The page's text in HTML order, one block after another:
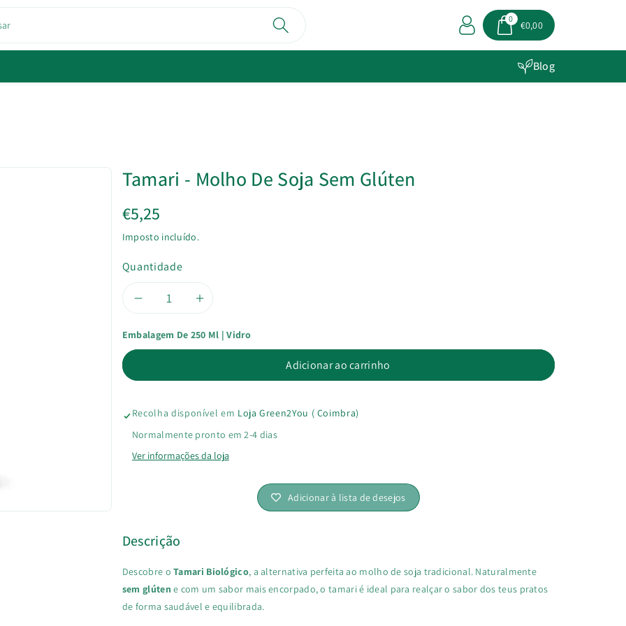
0
€0,00
Blog
Tamari - Molho De Soja Sem Glúten
€5,25
Imposto incluído.
Quantidade
Diminuir
a
Tamari
-
Soja
sem
Glúten
Aumentar
a
quantidade
de
Tamari
-
sem
Glúten
Embalagem De 250 Ml | Vidro
Adicionar ao carrinho
Recolha disponível em Loja Green2You ( Coimbra)
Normalmente pronto em 2-4 dias
Ver informações da loja
Adicionar à lista de desejos
Descrição
Descobre oTamari Biológico, a alternativa perfeita ao molho de soja tradicional. Naturalmente
sem glúten e com um sabor mais encorpado, o tamari é ideal para realçar o sabor dos teus pratos
de forma saudável e equilibrada.